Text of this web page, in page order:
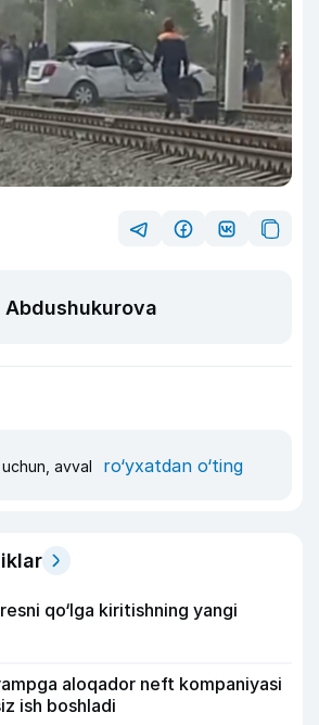
Abdushukurova
avval ro‘yxatdan o‘ting
qo‘lga kiritishning yangi
aloqador neft kompaniyasi
ish boshladi